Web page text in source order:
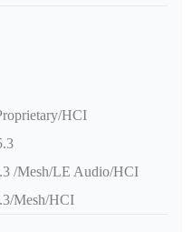
HCI
/Mesh/LE Audio/HCI
Mesh/HCI